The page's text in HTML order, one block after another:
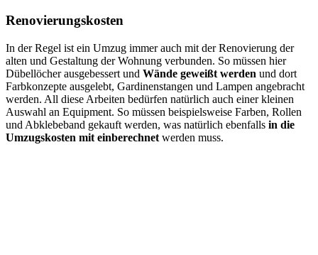
Renovierungskosten
In der Regel ist ein Umzug immer auch mit der Renovierung der
alten und Gestaltung der Wohnung verbunden. So müssen hier
Dübellöcher ausgebessert und Wände geweißt werden und dort
Farbkonzepte ausgelebt, Gardinenstangen und Lampen angebracht
werden. All diese Arbeiten bedürfen natürlich auch einer kleinen
Auswahl an Equipment. So müssen beispielsweise Farben, Rollen
und Abklebeband gekauft werden, was natürlich ebenfalls in die
Umzugskosten mit einberechnet werden muss.